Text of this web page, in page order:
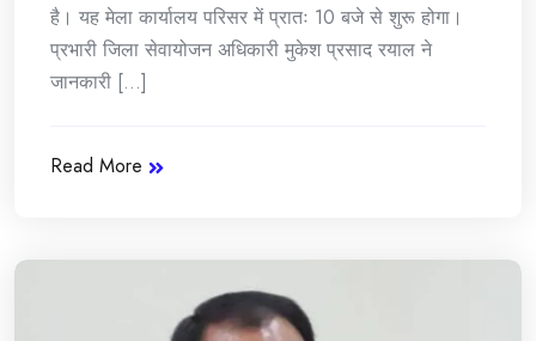
है। यह मेला कार्यालय परिसर में प्रातः 10 बजे से शुरू होगा।
प्रभारी जिला सेवायोजन अधिकारी मुकेश प्रसाद रयाल ने
जानकारी [...]
Read More